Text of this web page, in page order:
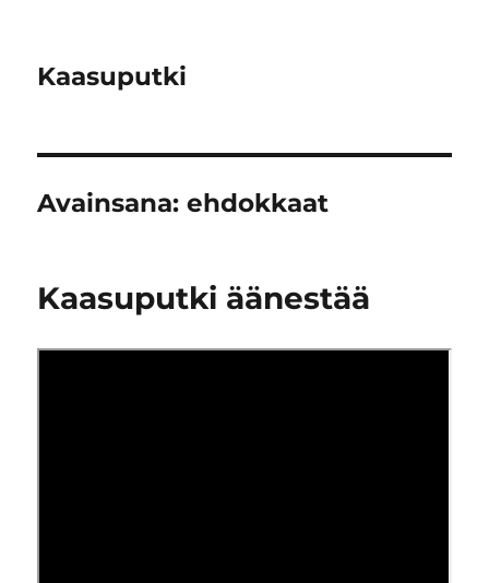
Kaasuputki
Avainsana:ehdokkaat
Kaasuputki äänestää